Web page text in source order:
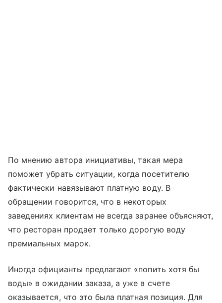
По мнению автора инициативы, такая мера
поможет убрать ситуации, когда посетителю
фактически навязывают платную воду. В
обращении говорится, что в некоторых
заведениях клиентам не всегда заранее объясняют,
что ресторан продает только дорогую воду
премиальных марок.
Иногда официанты предлагают «попить хотя бы
воды» в ожидании заказа, а уже в счете
оказывается, что это была платная позиция. Для